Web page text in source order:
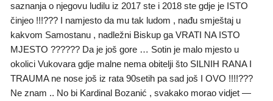
saznanja o njegovu ludilu iz 2017 ste i 2018 ste gdje je ISTO
činjeo !!!??? I namjesto da mu tak ludom , nađu smještaj u
kakvom Samostanu , nadležni Biskup ga VRATI NA ISTO
MJESTO ?????? Da je još gore … Sotin je malo mjesto u
okolici Vukovara gdje malne nema obitelji što SILNIH RANA I
TRAUMA ne nose još iz rata 90setih pa sad još I OVO !!!!???
Ne znam .. No bi Kardinal Bozanić , svakako morao vidjet —